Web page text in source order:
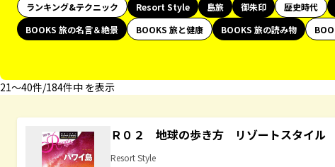
ランキング&テクニック
Resort Style 島旅 御朱印 歴史時代
BOOKS 旅の名言＆絶景
BOOKS 旅と健康 BOOKS 旅の読み物
21〜40件/184件中 を表示
Ｒ０２ 地球の歩き方 リゾートスタイル
Resort Style